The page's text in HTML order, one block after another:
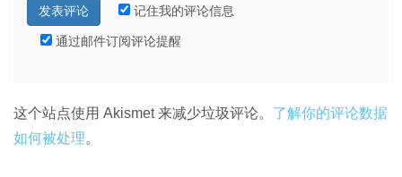
记住我的评论信息
通过邮件订阅评论提醒
这个站点使用 Akismet 来减少垃圾评论。 了解你的评论数据
如何被处理。